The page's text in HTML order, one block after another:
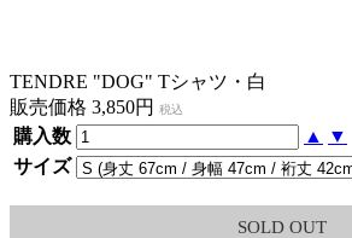
TENDRE "DOG" Tシャツ・白
販売価格 3,850円
税込
購入数 ▲
▼
サイズ
SOLD OUT